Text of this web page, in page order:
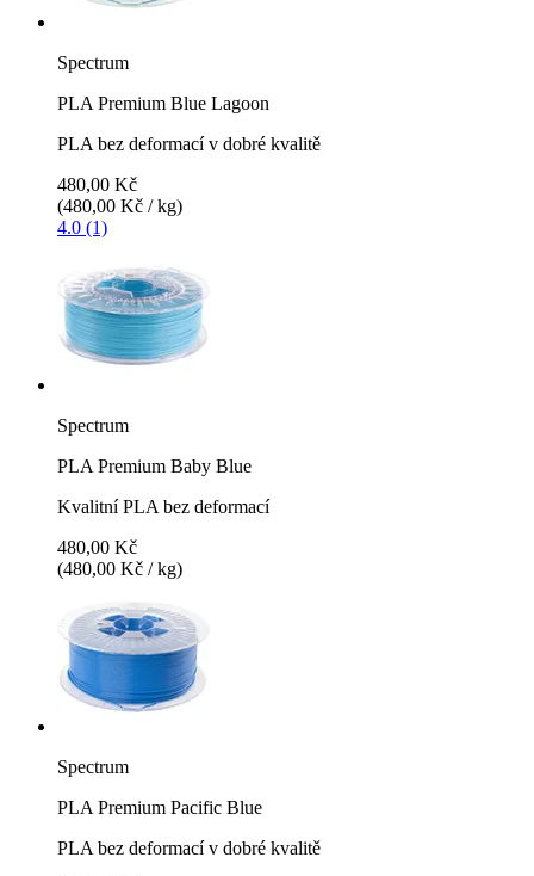
Spectrum
PLA Premium Blue Lagoon
PLA bez deformací v dobré kvalitě
480,00 Kč
(480,00 Kč / kg)
4.0 (1)
Spectrum
PLA Premium Baby Blue
Kvalitní PLA bez deformací
480,00 Kč
(480,00 Kč / kg)
Spectrum
PLA Premium Pacific Blue
PLA bez deformací v dobré kvalitě